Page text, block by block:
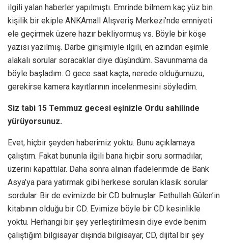
ilgili yalan haberler yapılmıştı. Emrinde bilmem kaç yüz bin
kişilik bir ekiple ANKAmall Alışveriş Merkezi’nde emniyeti
ele geçirmek üzere hazır bekliyormuş vs. Böyle bir köşe
yazısı yazılmış. Darbe girişimiyle ilgili, en azından eşimle
alakalı sorular soracaklar diye düşündüm. Savunmama da
böyle başladım. O gece saat kaçta, nerede olduğumuzu,
gerekirse kamera kayıtlarının incelenmesini söyledim.
Siz tabi 15 Temmuz gecesi eşinizle Ordu sahilinde
yürüyorsunuz.
Evet, hiçbir şeyden haberimiz yoktu. Bunu açıklamaya
çalıştım. Fakat bununla ilgili bana hiçbir soru sormadılar,
üzerini kapattılar. Daha sonra alınan ifadelerimde de Bank
Asya’ya para yatırmak gibi herkese sorulan klasik sorular
sordular. Bir de evimizde bir CD bulmuşlar. Fethullah Gülen’in
kitabının olduğu bir CD. Evimize böyle bir CD kesinlikle
yoktu. Herhangi bir şey yerleştirilmesin diye evde benim
çalıştığım bilgisayar dışında bilgisayar, CD, dijital bir şey